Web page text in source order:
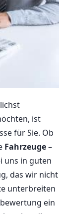
ist
für Sie. Ob
Fahrzeuge–
uns in guten
das wir nicht
unterbreiten
ein